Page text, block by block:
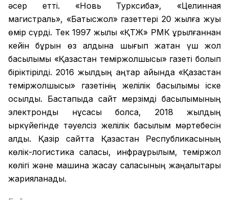
әсер етті. «Новь Турксиба», «Целинная
магистраль», «Батысжол» газеттері 20 жылға жуық
өмір сүрді. Тек 1997 жылы «ҚТЖ» РМК құрылғаннан
кейін бұрын өз алдына шығып жатқан үш жол
басылымы «Қазақстан теміржолшысы» газеті болып
біріктірілді. 2016 жылдың қаңтар айында «Қазақстан
теміржолшысы» газетінің желілік басылымы іске
қосылды. Бастапқыда сайт мерзімді басылымының
электронды нұсқасы болса, 2018 жылдың
қыркүйегінде тәуелсіз желілік басылым мәртебесін
алды. Қазір сайтта Қазақстан Республикасының
көлік-логистика саласы, инфрақұрылым, теміржол
көлігі және машина жасау саласының жаңалықтары
жарияланады.